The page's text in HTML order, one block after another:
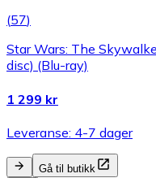
(57)
Star Wars: The
disc) (Blu-ray)
1 299 kr
Leveranse: 4-7 dager
Gå til butikk